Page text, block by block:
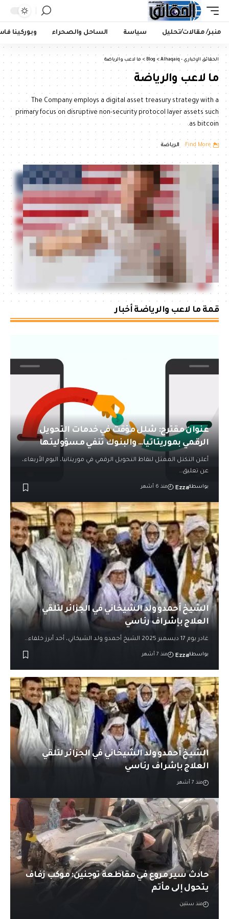
منبر/ مقالات/تحليل سياسة الساحل والصحراء وبوركينا
الحقائق الإخباري - Alhaqaiq >
Blog
> ما لاعب والرياضة
ما لاعب والرياضة
The Company employs a digital asset treasury strategy with a
primary focus on disruptive non-security protocol layer assets such
as bitcoin.
Find More: الرياضة
قمة ما لاعب والرياضة أخبار
عنوان مقترح: شلل مؤقت في خدمات التحويل
الرقمي بموريتانيا… والبنوك تنفي مسؤوليتها
أعلن التكتل الممثل لنقاط التحويل الرقمي في موريتانيا، اليوم الأربعاء،
عن تعليق…
بواسطةEzza منذ 6 أشهر
الشيخ أحمدو ولد الشيخاني في الجزائر لتلقي
العلاج بإشراف رئاسي
غادر يوم 17 ديسمبر 2025 الشيخ أحمدو ولد الشيخاني، أحد أبرز خلفاء…
بواسطةEzza منذ 7 أشهر
الشيخ أحمدو ولد الشيخاني في الجزائر لتلقي
العلاج بإشراف رئاسي
منذ 7 أشهر
حادث سير مروع في مقاطعة توجنين: موكب زفاف
يتحول إلى مأتم
منذ سنتين